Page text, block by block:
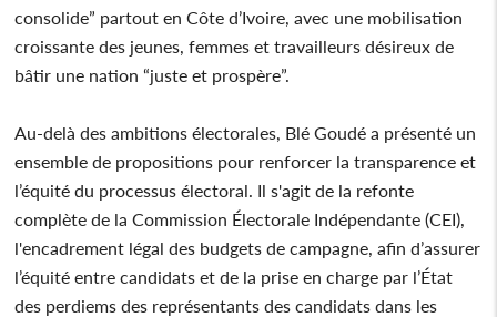
consolide” partout en Côte d’Ivoire, avec une mobilisation
croissante des jeunes, femmes et travailleurs désireux de
bâtir une nation “juste et prospère”.
Au-delà des ambitions électorales, Blé Goudé a présenté un
ensemble de propositions pour renforcer la transparence et
l’équité du processus électoral. Il s'agit de la refonte
complète de la Commission Électorale Indépendante (CEI),
l'encadrement légal des budgets de campagne, afin d’assurer
l’équité entre candidats et de la prise en charge par l’État
des perdiems des représentants des candidats dans les